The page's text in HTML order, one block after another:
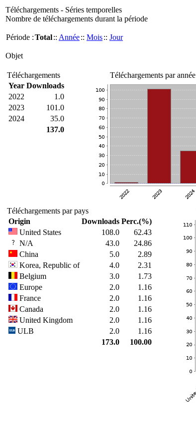
Téléchargements - Séries temporelles
Nombre de téléchargements durant la période
Période :Total:: Année:: Mois:: Jour
Objet
Téléchargements
Year Downloads
2022
1.0
2023
101.0
2024
35.0
137.0
Téléchargements par année
Téléchargements par pays
Origin
Downloads Perc.(%)
United States
108.0
62.43
N/A
43.0
24.86
China
5.0
2.89
Korea, Republic of
4.0
2.31
Belgium
3.0
1.73
Europe
2.0
1.16
France
2.0
1.16
Canada
2.0
1.16
United Kingdom
2.0
1.16
ULB
2.0
1.16
173.0
100.00